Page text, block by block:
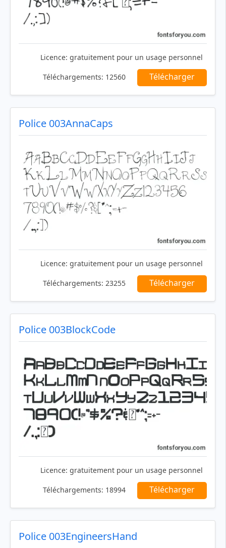
Licence: gratuitement pour un usage personnel
Téléchargements: 12560 Télécharger
Police 003AnnaCaps
Licence: gratuitement pour un usage personnel
Téléchargements: 23255 Télécharger
Police 003BlockCode
Licence: gratuitement pour un usage personnel
Téléchargements: 18994 Télécharger
Police 003EngineersHand